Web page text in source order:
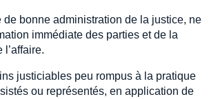
bonne administration de la justice, ne
immédiate des parties et de la
justiciables peu rompus à la pratique
ou représentés, en application de